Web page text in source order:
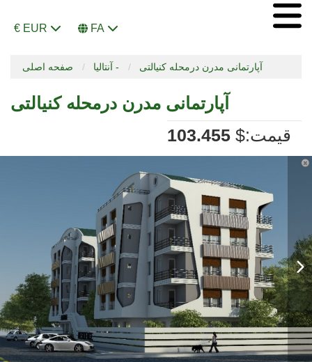
€ EUR FA
صفحه اصلی آنتالیا - آپارتمانی مدرن درمحله کنیالتی
آپارتمانی مدرن درمحله کنیالتی
:قیمت
103.455 $